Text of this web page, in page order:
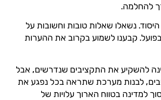
להחלמה.
נשאלו שאלות טובות וחשובות על
קבענו לשמוע בקרוב את ההערות
להשקיע את התקציבים שנדרשים, אבל
שחייבים, לבנות מערכת שתראה בכל נפגע את
למדינה בטווח הארוך עלויות של